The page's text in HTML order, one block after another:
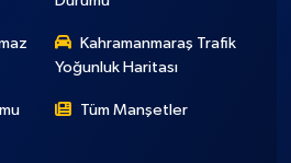
Kahramanmaraş Trafik
Yoğunluk Haritası
Tüm Manşetler